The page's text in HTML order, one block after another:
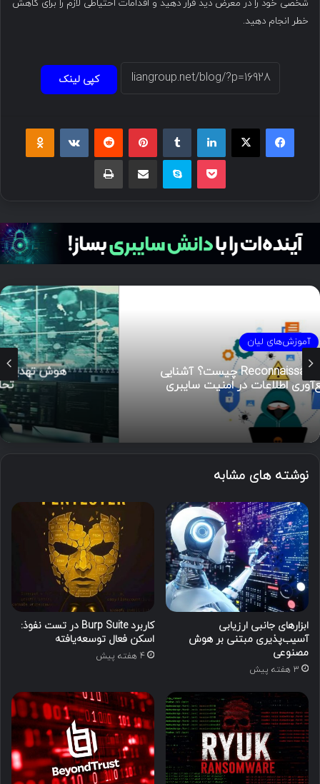
شخصی خود را در معرض دید قرار دهید و اقدامات احتیاطی لازم را برای کاهش
خطر انجام دهید.
کپی لینک
فیسبوک ایکس لینکداین پینتریست
پاکت اسکایپ چاپ
هوش تهدیدات سایبری (CTI)؛ راهنمای جامع از
تحلیل تا مدیریت رخداد
نوشته های مشابه
ابزارهای جانبی ارزیابی
آسیب‌پذیری مبتنی بر هوش
مصنوعی
3 هفته پیش
کاربرد Burp Suite در تست نفوذ:
اسکن فعال توسعه‌یافته
4 هفته پیش